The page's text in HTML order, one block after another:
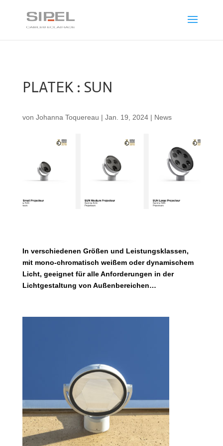
PLATEK : SUN
von Johanna Toquereau | Jan. 19, 2024| News
In verschiedenen Größen und Leistungsklassen,
mit mono-chromatisch weißem oder dynamischem
Licht, geeignet für alle Anforderungen in der
Lichtgestaltung von Außenbereichen…